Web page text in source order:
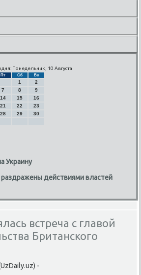
Понедельник, 10 Августа
Пт Сб Вс
1
2
7 8
9
14 15
16
21 22
23
28 29
30
Украину
действиями властей
встреча с главой
Британского
-